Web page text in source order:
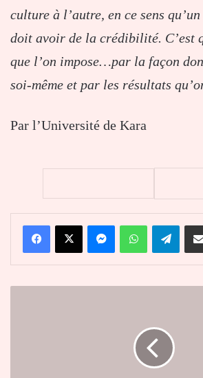
culture à l’autre, en ce sens
doit avoir de la crédibilité. C’est
que l’on impose…par la façon
soi-même et par les résultats
Par l’Université de Kara
FacebookX MessengerWhatsApp